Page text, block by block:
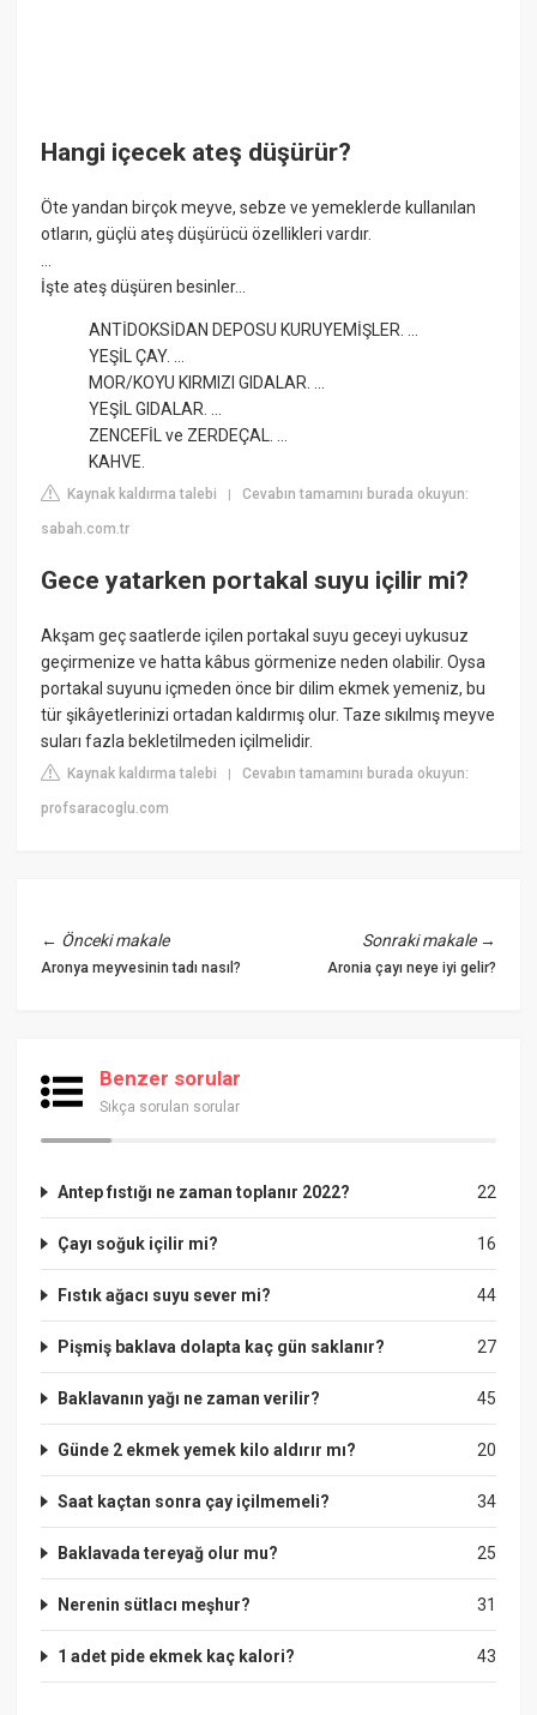
Hangi içecek ateş düşürür?
Öte yandan birçok meyve, sebze ve yemeklerde kullanılan
otların, güçlü ateş düşürücü özellikleri vardır.
İşte ateş düşüren besinler...
ANTİDOKSİDAN DEPOSU KURUYEMİŞLER. ...
YEŞİL ÇAY. ...
MOR/KOYU KIRMIZI GIDALAR. ...
YEŞİL GIDALAR. ...
ZENCEFİL ve ZERDEÇAL. ...
KAHVE.
Kaynak kaldırma talebi |Cevabın tamamını burada okuyun:
sabah.com.tr
Gece yatarken portakal suyu içilir mi?
Akşam geç saatlerde içilen portakal suyu geceyi uykusuz
geçirmenize ve hatta kâbus görmenize neden olabilir. Oysa
portakal suyunu içmeden önce bir dilim ekmek yemeniz, bu
tür şikâyetlerinizi ortadan kaldırmış olur. Taze sıkılmış meyve
suları fazla bekletilmeden içilmelidir.
Kaynak kaldırma talebi |Cevabın tamamını burada okuyun:
profsaracoglu.com
← Önceki makale
Aronya meyvesinin tadı nasıl?
Sonraki makale→
Aronia çayı neye iyi gelir?
Benzer sorular
Sıkça sorulan sorular
22
Antep fıstığı ne zaman toplanır 2022?
16
Çayı soğuk içilir mi?
44
Fıstık ağacı suyu sever mi?
27
Pişmiş baklava dolapta kaç gün saklanır?
45
Baklavanın yağı ne zaman verilir?
20
Günde 2 ekmek yemek kilo aldırır mı?
34
Saat kaçtan sonra çay içilmemeli?
25
Baklavada tereyağ olur mu?
31
Nerenin sütlacı meşhur?
43
1 adet pide ekmek kaç kalori?